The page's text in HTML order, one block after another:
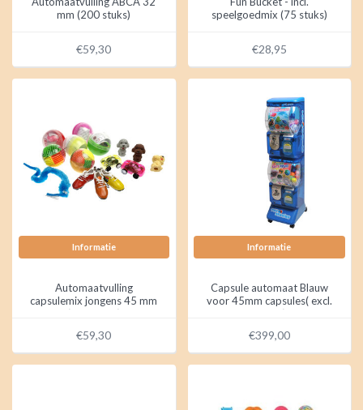
mm (200 stuks)
€59,30
speelgoedmix (75 stuks)
€28,95
Informatie
Automaatvulling
capsulemix jongens 45 mm
(100 stuks)
€59,30
Informatie
Capsule automaat Blauw
voor 45mm capsules( excl.
vulling)
€399,00